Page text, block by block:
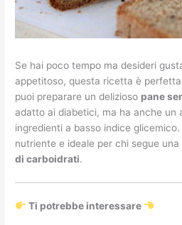
Se hai poco tempo ma desideri
appetitoso, questa ricetta è
puoi preparare un delizioso pane
adatto ai diabetici, ma ha anche un
ingredienti a basso indice
nutriente e ideale per chi segue una
di carboidrati.
Ti potrebbe interessare